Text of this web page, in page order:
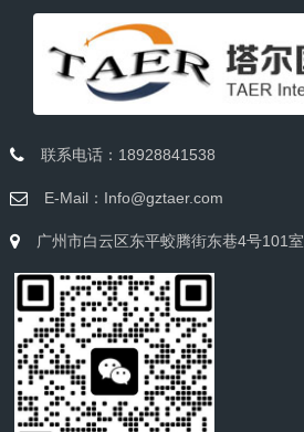
联系电话：18928841538
E-Mail：Info@gztaer.com
广州市白云区东平蛟腾街东巷4号101室